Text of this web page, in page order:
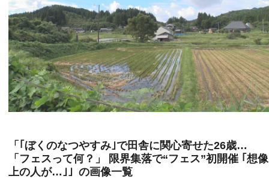
「｢ぼくのなつやすみ｣で田舎に関心寄せた26歳…
「フェスって何？」 限界集落で“フェス”初開催 ｢想
上の人が…｣」の画像一覧